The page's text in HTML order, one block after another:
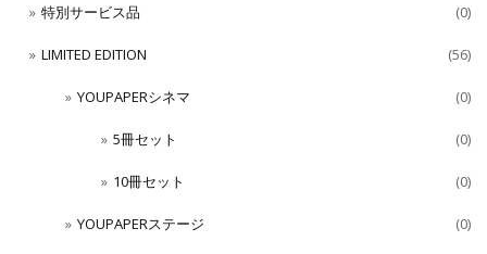
特別サービス品 (0)
LIMITED EDITION (56)
YOUPAPERシネマ (0)
5冊セット (0)
10冊セット (0)
YOUPAPERステージ (0)